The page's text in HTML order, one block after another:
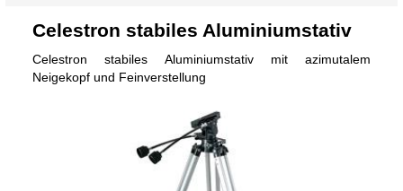
Celestron stabiles Aluminiumstativ
Celestron stabiles Aluminiumstativ mit azimutalem
Neigekopf und Feinverstellung